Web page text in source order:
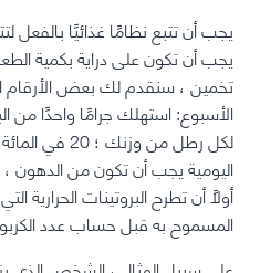
يجب أن تتبع نظامًا غذائيًا بالفعل
يجب أن تكون على دراية بكمية
تخمين ، سنقدم لك بعض الأرقام
لكل رطل من
اليومية يجب أن تكون من الدهون ،
أولاً أن تطرح البروتينات الحرارية
المسموح به قبل حساب عدد